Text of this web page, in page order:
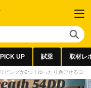
PICK UP 試乗 取材レ
リビングが2つ！ゆったり過ごせるヨ